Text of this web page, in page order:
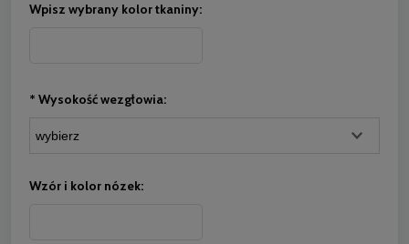
Wpisz wybrany kolor tkaniny:
* Wysokość wezgłowia:
Wzór i kolor nózek: